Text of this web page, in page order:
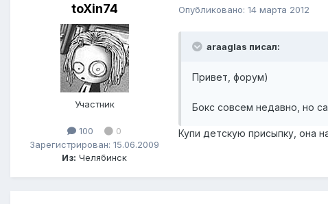
toXin74
Участник
100
0
Зарегистрирован: 15.06.2009
Из: Челябинск
Опубликовано: 14 марта 2012
araaglas писал:
Привет, форум)
Бокс совсем недавно, но
Купи детскую присыпку, она